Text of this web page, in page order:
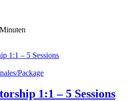
Minuten
/Package
1:1 – 5 Sessions